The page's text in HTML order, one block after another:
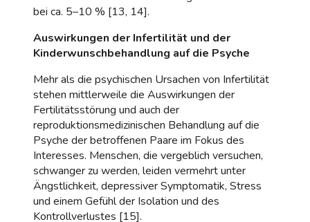
bei ca. 5–10 % [13, 14].
Auswirkungen der Infertilität und der
Kinderwunschbehandlung auf die Psyche
Mehr als die psychischen Ursachen von Infertilität
stehen mittlerweile die Auswirkungen der
Fertilitätsstörung und auch der
reproduktionsmedizinischen Behandlung auf die
Psyche der betroffenen Paare im Fokus des
Interesses. Menschen, die vergeblich versuchen,
schwanger zu werden, leiden vermehrt unter
Ängstlichkeit, depressiver Symptomatik, Stress
und einem Gefühl der Isolation und des
Kontrollverlustes [15].